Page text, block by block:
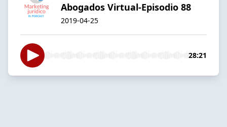
Abogados Virtual-Episodio 88
2019-04-25
28:21